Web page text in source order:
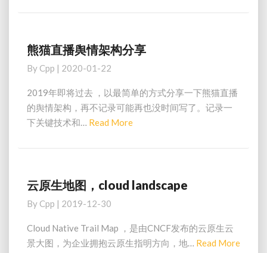
熊
直
播
情
架
熊猫直播舆情架构分享
By Cpp | 2020-01-22
2019年即将过去 ，以最简单的方式分享一下熊猫直播
的舆情架构，再不记录可能再也没时间写了。记录一
下关键技术和…
Read MoreRead
云
生
地
图，
cloud
云原生地图，cloud landscape
By Cpp | 2019-12-30
Cloud Native Trail Map ，是由CNCF发布的云原生云
景大图，为企业拥抱云原生指明方向，地…
Read MoreRead